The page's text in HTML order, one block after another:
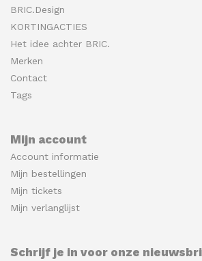
BRIC.Design
KORTINGACTIES
Het idee achter BRIC.
Merken
Contact
Tags
Mijn account
Account informatie
Mijn bestellingen
Mijn tickets
Mijn verlanglijst
Schrijf je in voor onze